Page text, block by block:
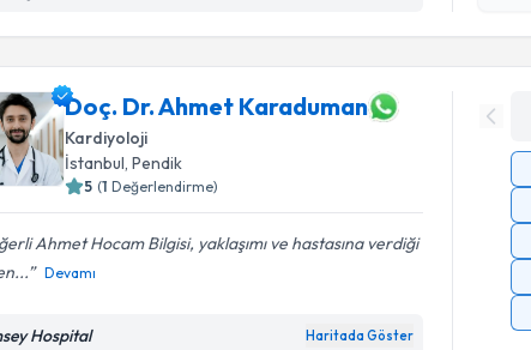
Doç. Dr. Ahmet Karaduman
Kardiyoloji
İstanbul , Pendik
5 (1 Değerlendirme)
Ahmet Hocam Bilgisi, yaklaşımı ve hastasına verdiği
Devamı
Hospital Haritada Göster